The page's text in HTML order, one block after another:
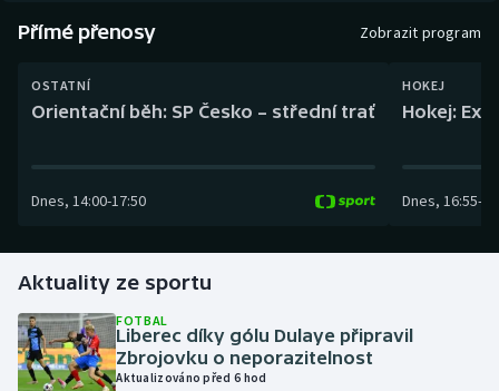
Box
Curling
Golf
Gymnastika
Přímé přenosy Zobrazit program
OSTATNÍ
Orientační běh: SP Česko – střední trať
Dnes, 14:00-17:50
HOKEJ
Hokej:
Dnes, 16:55-
Aktuality ze sportu
FOTBAL
Liberec díky gólu Dulaye připravil
Zbrojovku o neporazitelnost
Aktualizováno před 6 hod